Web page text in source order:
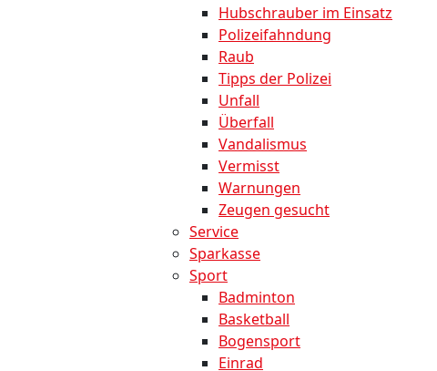
Hubschrauber im Einsatz
Polizeifahndung
Raub
Tipps der Polizei
Unfall
Überfall
Vandalismus
Vermisst
Warnungen
Zeugen gesucht
Service
Sparkasse
Sport
Badminton
Basketball
Bogensport
Einrad